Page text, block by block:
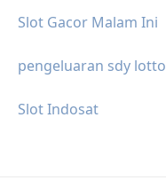
Slot Gacor Malam Ini
pengeluaran sdy lotto
Slot Indosat